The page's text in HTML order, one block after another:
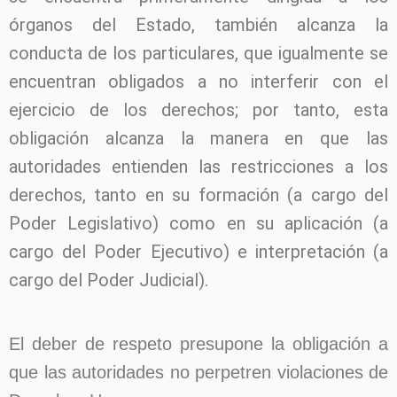
órganos del Estado, también alcanza la
conducta de los particulares, que igualmente se
encuentran obligados a no interferir con el
ejercicio de los derechos; por tanto, esta
obligación alcanza la manera en que las
autoridades entienden las restricciones a los
derechos, tanto en su formación (a cargo del
Poder Legislativo) como en su aplicación (a
cargo del Poder Ejecutivo) e interpretación (a
cargo del Poder Judicial).
El deber de respeto presupone la obligación a
que las autoridades no perpetren violaciones de